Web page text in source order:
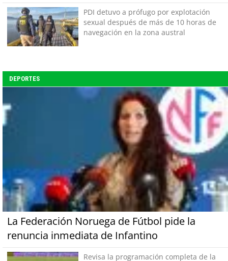
PDI detuvo a prófugo por explotación
sexual después de más de 10 horas de
navegación en la zona austral
DEPORTES
La Federación Noruega de Fútbol pide la
renuncia inmediata de Infantino
Revisa la programación completa de la